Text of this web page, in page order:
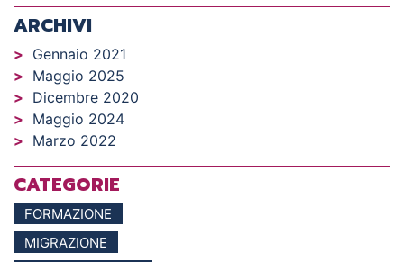
ARCHIVI
Gennaio 2021
Maggio 2025
Dicembre 2020
Maggio 2024
Marzo 2022
CATEGORIE
FORMAZIONE
MIGRAZIONE